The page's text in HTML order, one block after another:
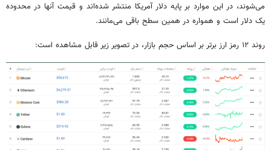
می‌شوند، در این موارد بر پایه دلار آمریکا منتشر شده‌اند و قیمت آنها در محدوده
یک دلار است و همواره در همین سطح باقی می‌مانند.
روند ۱۲ رمز ارز برتر بر اساس حجم بازار، در تصویر زیر قابل مشاهده است‌: